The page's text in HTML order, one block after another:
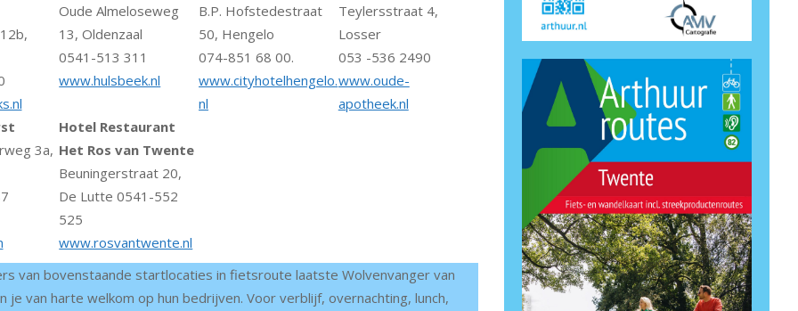
Oude Almeloseweg
13, Oldenzaal
0541-513 311
www.hulsbeek.nl
B.P. Hofstedestraat
50, Hengelo
074-851 68 00.
www.cityhotelhengelo.
nl
Teylersstraat 4,
Losser
053 -536 2490
www.oude-
apotheek.nl
3a,
Hotel Restaurant
Het Ros van Twente
Beuningerstraat 20,
De Lutte 0541-552
525
www.rosvantwente.nl
van bovenstaande startlocaties in fietsroute laatste Wolvenvanger van
je van harte welkom op hun bedrijven. Voor verblijf, overnachting, lunch,